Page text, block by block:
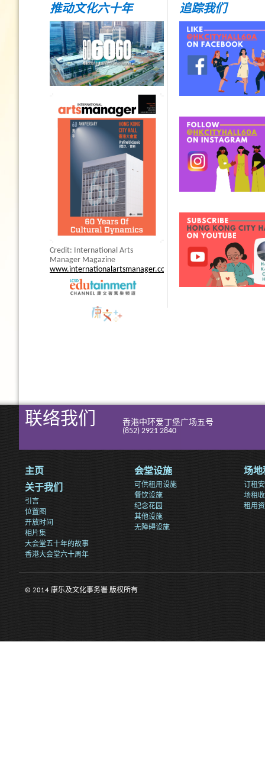
推动文化六十年
Credit: International Arts
Manager Magazine
www.internationalartsmanager.com
追踪我们
联络我们
香港中环爱丁堡广场五号
(852) 2921 2840
主页
关于我们
引言
位置图
开放时间
相片集
大会堂五十年的故事
香港大会堂六十周年
会堂设施
可供租用设施
餐饮设施
纪念花园
其他设施
无障碍设施
场地
订租
场租
租用
© 2014 康乐及文化事务署 版权所有